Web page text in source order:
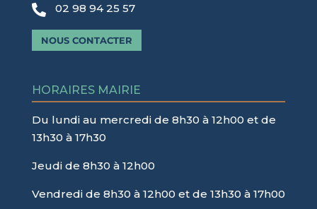
 02 98 94 25 57
NOUS CONTACTER
HORAIRES MAIRIE
Du lundi au mercredi de 8h30 à 12h00 et de
13h30 à 17h30
Jeudi de 8h30 à 12h00
Vendredi de 8h30 à 12h00 et de 13h30 à 17h00